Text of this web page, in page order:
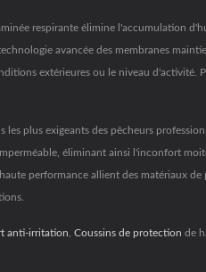
respirante élimine l'accumulation
avancée des membranes
extérieures ou le niveau d'activité.
plus exigeants des pêcheurs
éliminant ainsi l'inconfort
performance allient des matériaux
anti-irritation Coussins de protection de